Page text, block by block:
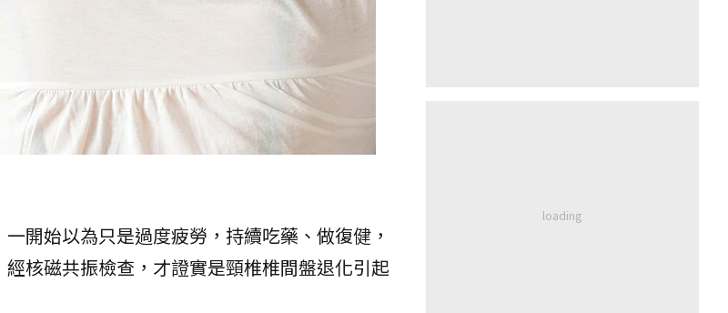
開始以為只是過度疲勞，持續吃藥、做復健，
核磁共振檢查，才證實是頸椎椎間盤退化引起